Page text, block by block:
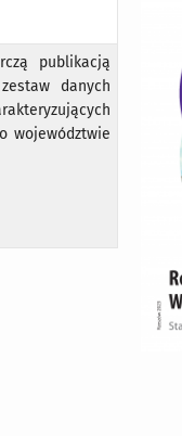
publikacją
danych
województwie